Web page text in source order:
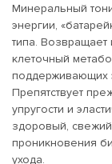
Минеральный
энергии,
типа.
клеточный
поддерживающих
Препятствует
упругости и
здоровый, свежий
проникновения
ухода.